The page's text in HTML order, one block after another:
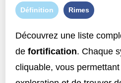
Définition Rimes
Découvrez une liste
defortification. Chaque
cliquable, vous